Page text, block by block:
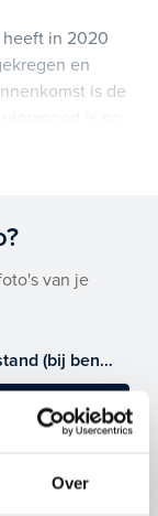
Over
heeft in 2020
en
is de
en nog
deze Fiat 500
of bestel hem
van je
Kilometerstand (bij benadering)